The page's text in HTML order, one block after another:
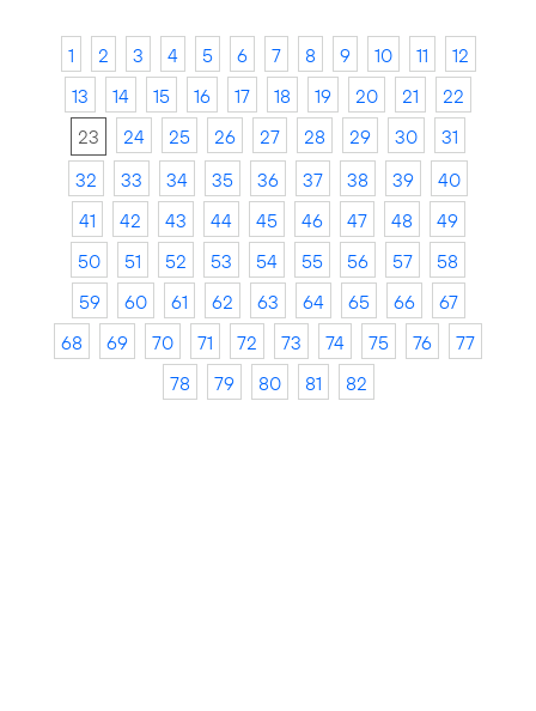
1 2 3 4 5 6 7 8 9 10 11
12
13
14 15 16 17 18 19 20 21
22
23
24 25 26 27 28 29 30
31
32
33 34 35 36 37 38 39
40
41
42 43 44 45 46 47 48
49
50
51 52 53 54 55 56 57
58
59
60 61 62 63 64 65 66
67
68
69 70 71 72 73 74 75 76
77
78
79 80 81 82